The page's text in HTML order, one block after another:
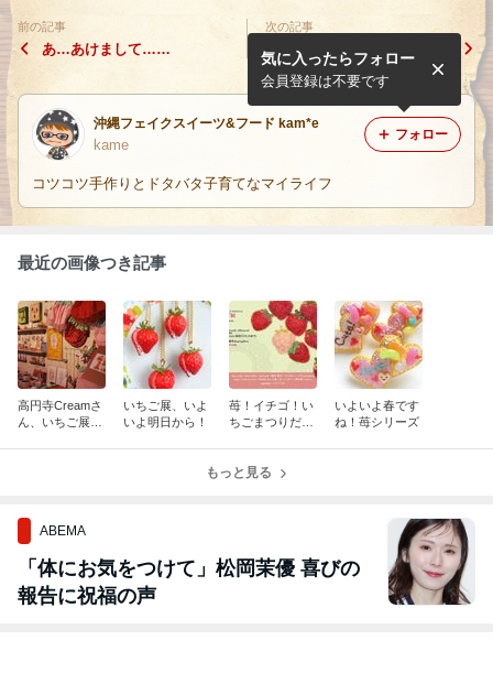
前の記事
あ…あけまして……
次の記事
単発講座のご案内
沖縄フェイクスイーツ&フード kam*e
kame
コツコツ手作りとドタバタ子育てなマイライフ
気に入ったらフォロー
会員登録は不要です
フォロー
最近の画像つき記事
高円寺Creamさ
ん、いちご展の
いちご展、いよ
いよ明日から！
苺！イチゴ！い
ちごまつりだあ
いよいよ春です
ね！苺シリーズ
もっと見る
ABEMA
「体にお気をつけて」松岡茉優 喜びの
報告に祝福の声